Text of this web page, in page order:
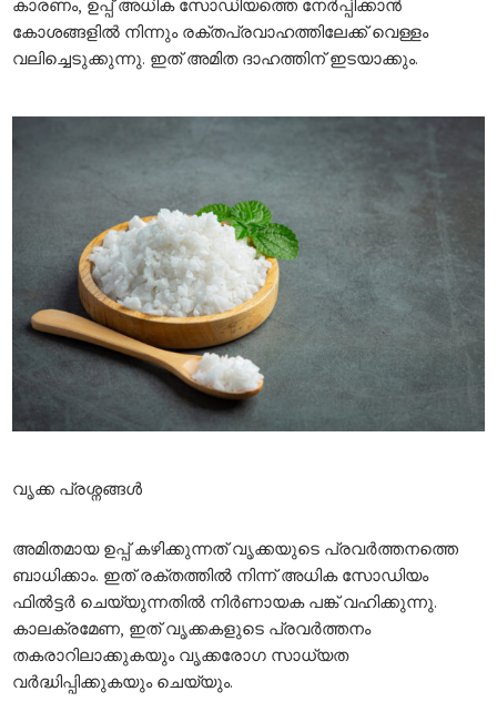
കാരണം, ഉപ്പ് അധിക സോഡിയത്തെ നേർപ്പിക്കാൻ
കോശങ്ങളിൽ നിന്നും രക്തപ്രവാഹത്തിലേക്ക് വെള്ളം
വലിച്ചെടുക്കുന്നു. ഇത് അമിത ദാഹത്തിന് ഇടയാക്കും.
വൃക്ക പ്രശ്നങ്ങൾ
അമിതമായ ഉപ്പ് കഴിക്കുന്നത് വൃക്കയുടെ പ്രവർത്തനത്തെ
ബാധിക്കാം. ഇത് രക്തത്തിൽ നിന്ന് അധിക സോഡിയം
ഫിൽട്ടർ ചെയ്യുന്നതിൽ നിർണായക പങ്ക് വഹിക്കുന്നു.
കാലക്രമേണ, ഇത് വൃക്കകളുടെ പ്രവർത്തനം
തകരാറിലാക്കുകയും വൃക്കരോഗ സാധ്യത
വർദ്ധിപ്പിക്കുകയും ചെയ്യും.